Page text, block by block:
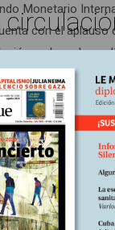
Monetario
con el aplauso
rechaza las
para el ‘rescate’